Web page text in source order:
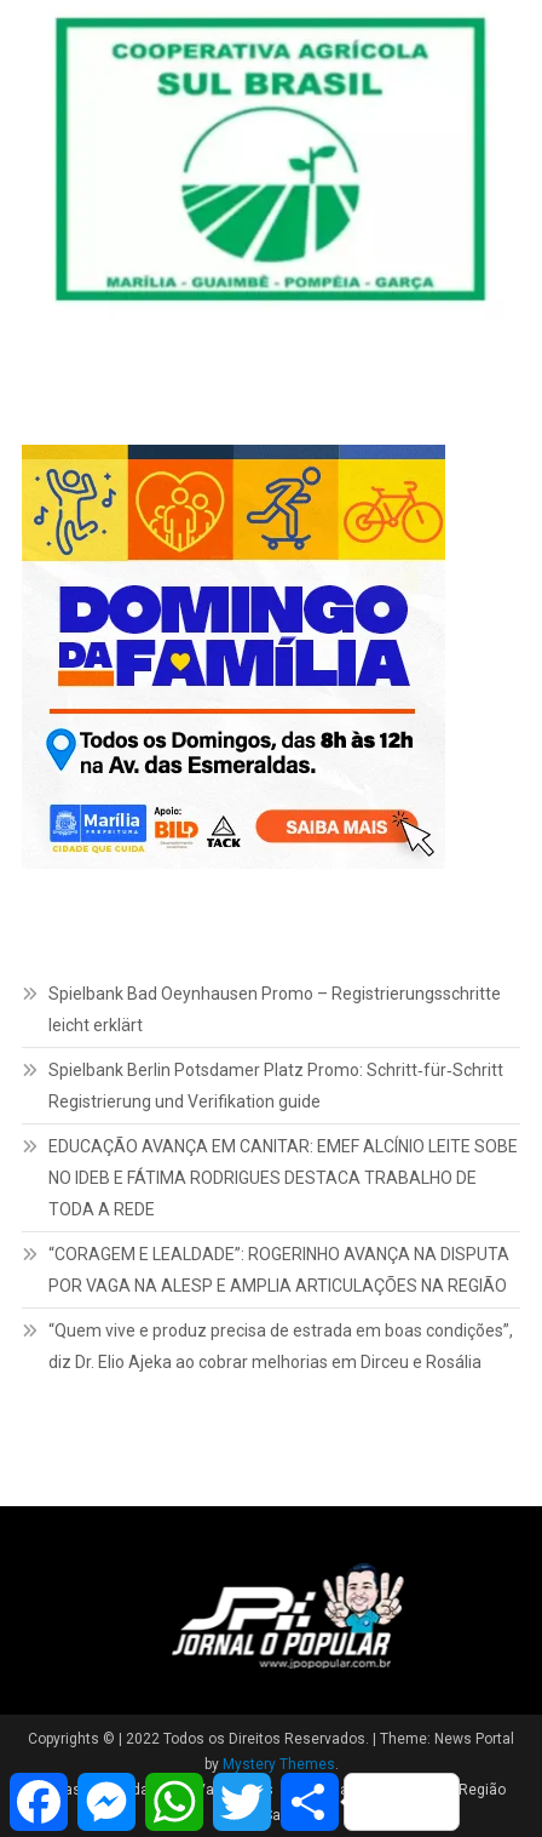
Spielbank Bad Oeynhausen Promo – Registrierungsschritte
leicht erklärt
Spielbank Berlin Potsdamer Platz Promo: Schritt‑für‑Schritt
Registrierung und Verifikation guide
EDUCAÇÃO AVANÇA EM CANITAR: EMEF ALCÍNIO LEITE SOBE
NO IDEB E FÁTIMA RODRIGUES DESTACA TRABALHO DE
TODA A REDE
“CORAGEM E LEALDADE”: ROGERINHO AVANÇA NA DISPUTA
POR VAGA NA ALESP E AMPLIA ARTICULAÇÕES NA REGIÃO
“Quem vive e produz precisa de estrada em boas condições”,
diz Dr. Elio Ajeka ao cobrar melhorias em Dirceu e Rosália
Copyrights © | 2022 Todos os Direitos Reservados.
Theme: News Portal
by Mystery Themes.
Brasil
Cidade Variedades Polícia
Região
Saúde
FacebookMessengerWhatsAppTwitter Share